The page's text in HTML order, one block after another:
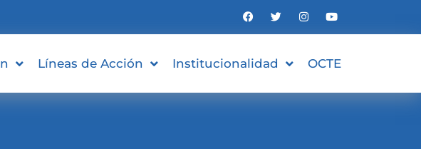
Líneas de Acción Institucionalidad OCTE